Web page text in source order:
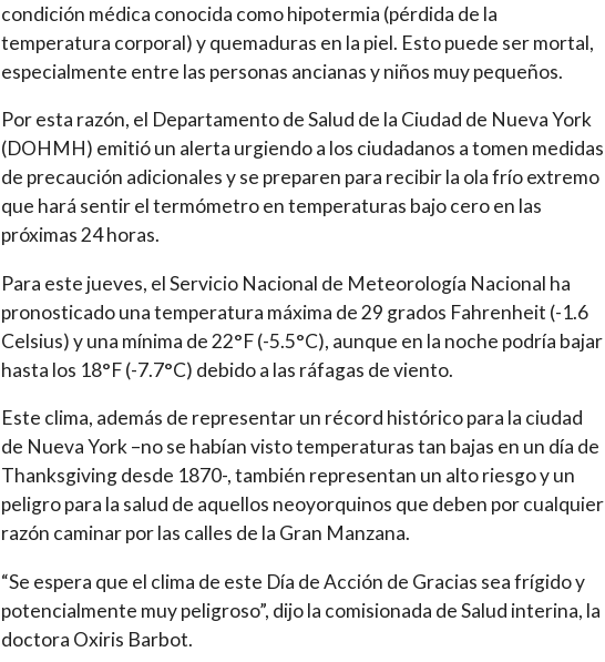
condición médica conocida como hipotermia (pérdida de la
temperatura corporal) y quemaduras en la piel. Esto puede ser mortal,
especialmente entre las personas ancianas y niños muy pequeños.
Por esta razón, el Departamento de Salud de la Ciudad de Nueva York
(DOHMH) emitió un alerta urgiendo a los ciudadanos a tomen medidas
de precaución adicionales y se preparen para recibir la ola frío extremo
que hará sentir el termómetro en temperaturas bajo cero en las
próximas 24 horas.
Para este jueves, el Servicio Nacional de Meteorología Nacional ha
pronosticado una temperatura máxima de 29 grados Fahrenheit (-1.6
Celsius) y una mínima de 22°F (-5.5°C), aunque en la noche podría bajar
hasta los 18°F (-7.7°C) debido a las ráfagas de viento.
Este clima, además de representar un récord histórico para la ciudad
de Nueva York –no se habían visto temperaturas tan bajas en un día de
Thanksgiving desde 1870-, también representan un alto riesgo y un
peligro para la salud de aquellos neoyorquinos que deben por cualquier
razón caminar por las calles de la Gran Manzana.
“Se espera que el clima de este Día de Acción de Gracias sea frígido y
potencialmente muy peligroso”, dijo la comisionada de Salud interina, la
doctora Oxiris Barbot.